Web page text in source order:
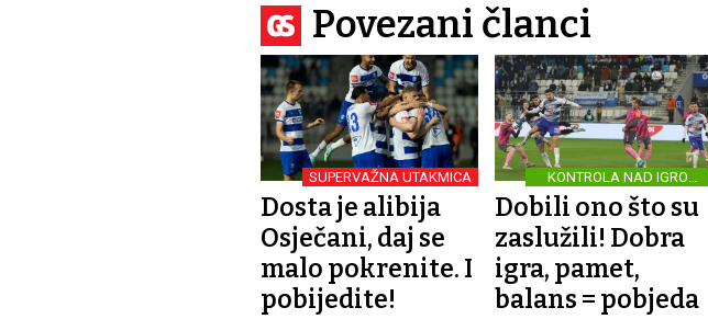
Povezani članci
SUPERVAŽNA UTAKMICA
Dosta je alibija
Osječani, daj se
malo pokrenite. I
pobijedite!
KONTROLA NAD IGROM I
LOKOMOTIVOM
Dobili ono što su
zaslužili! Dobra
igra, pamet,
balans = pobjeda